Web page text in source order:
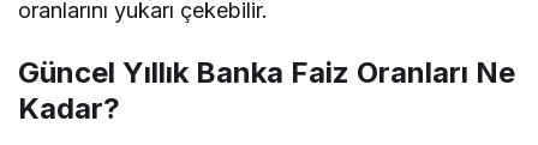
oranlarını yukarı çekebilir.
Güncel Yıllık Banka Faiz Oranları Ne
Kadar?